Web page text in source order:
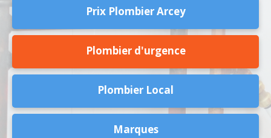
Prix Plombier Arcey
Plombier d'urgence
Plombier Local
Marques